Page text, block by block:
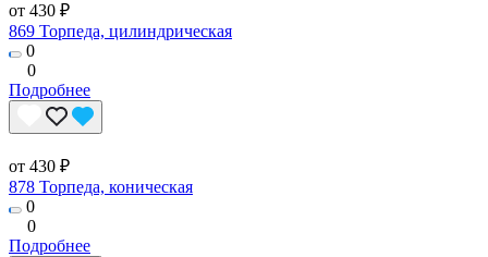
от 430 ₽
869 Торпеда, цилиндрическая
0
0
Подробнее
от 430 ₽
878 Торпеда, коническая
0
0
Подробнее